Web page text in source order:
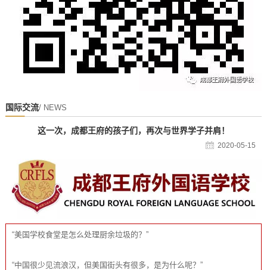
国际交流/ NEWS
这一次，成都王府的孩子们，再次与世界学子并肩！
2020-05-15
“美国学校食堂是怎么处理厨余垃圾的？”
“中国很少见流浪汉，但美国街头有很多，是为什么呢？”